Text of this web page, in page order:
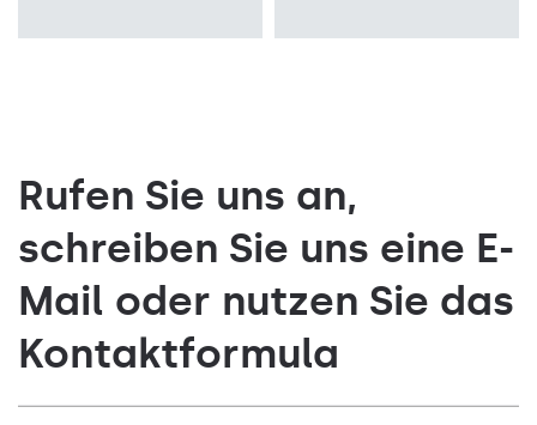
Rufen Sie uns an,
schreiben Sie uns eine E-
Mail oder nutzen Sie das
Kontaktformula